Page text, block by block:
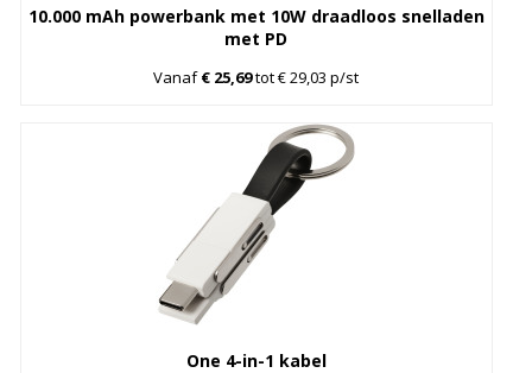
10.000 mAh powerbank met 10W draadloos snelladen
met PD
Vanaf€ 25,69tot € 29,03 p/st
One 4-in-1 kabel